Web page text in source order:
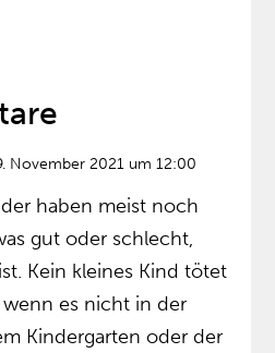
November 2021 um 12:00
haben meist noch
gut oder schlecht,
Kein kleines Kind tötet
es nicht in der
Kindergarten oder der